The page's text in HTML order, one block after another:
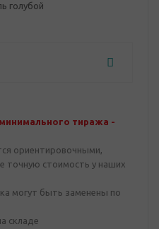
голубой
тиража -
ориентировочными,
точную стоимость у наших
могут быть заменены по
складе